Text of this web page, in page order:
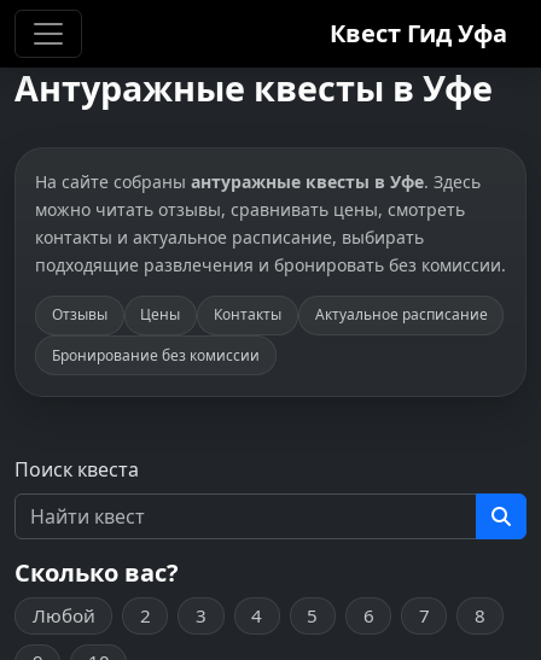
Квест ГидУфа
Антуражные квесты в Уфе
На сайте собраны антуражные квесты в Уфе. Здесь
можно читать отзывы, сравнивать цены, смотреть
контакты и актуальное расписание, выбирать
подходящие развлечения и бронировать без комиссии.
Отзывы Цены Контакты
Актуальное расписание
Бронирование без комиссии
Поиск квеста
Сколько вас?
Любой 2 3 4 5 6 7
8